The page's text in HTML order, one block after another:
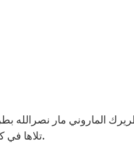
تلاها في كنيسة الصرح البطريركي في بكركي، نهار الأحد 19 ديسمبر 2010.